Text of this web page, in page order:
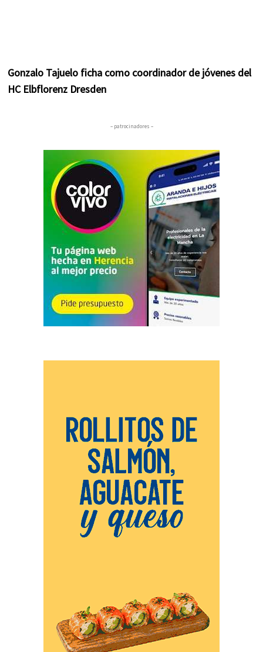
Gonzalo Tajuelo ficha como coordinador de jóvenes del
HC Elbflorenz Dresden
– patrocinadores –